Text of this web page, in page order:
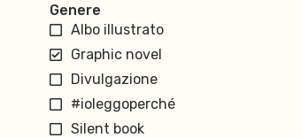
Genere
Albo illustrato
Graphic novel
Divulgazione
#ioleggoperché
Silent book